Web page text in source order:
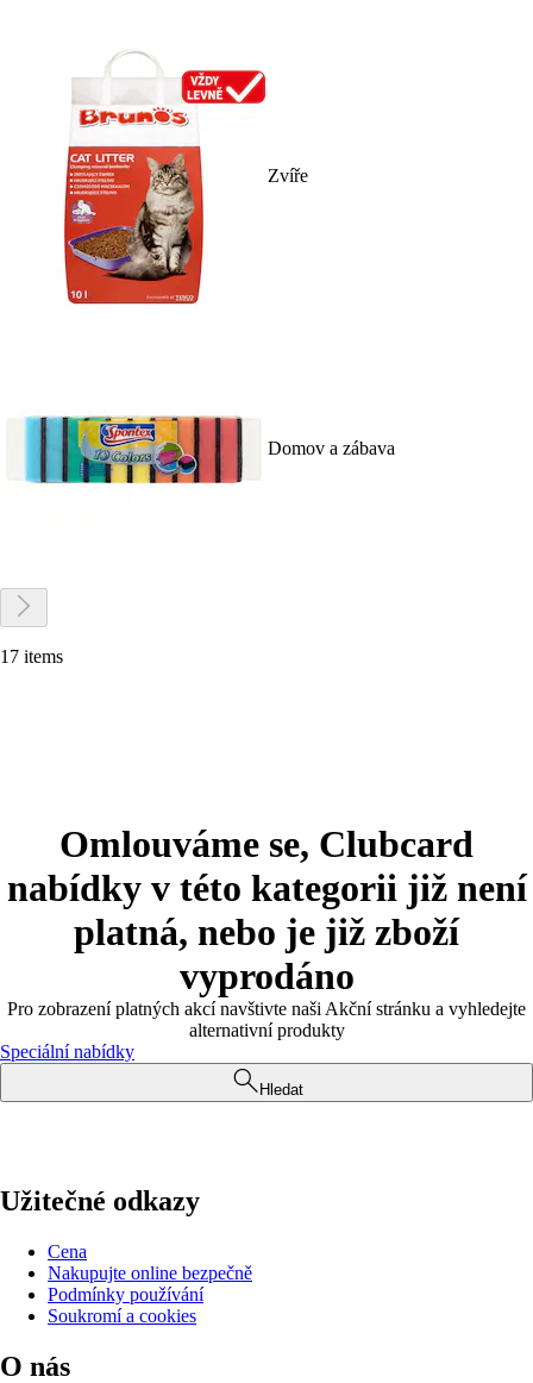
Zvíře
Domov a zábava
17 items
Omlouváme se, Clubcard
nabídky v této kategorii již není
platná, nebo je již zboží
vyprodáno
Pro zobrazení platných akcí navštivte naši Akční stránku a vyhledejte
alternativní produkty
Speciální nabídky
Hledat
Užitečné odkazy
Cena
Nakupujte online bezpečně
Podmínky používání
Soukromí a cookies
O nás